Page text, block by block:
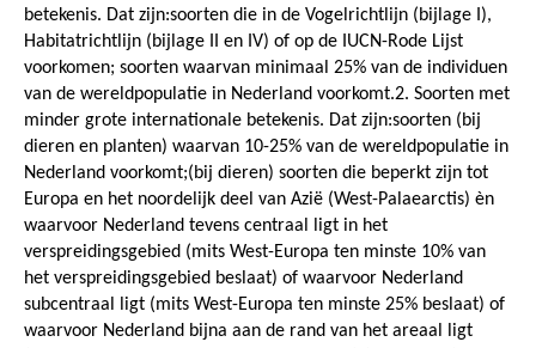
betekenis. Dat zijn:soorten die in de Vogelrichtlijn (bijlage I),
Habitatrichtlijn (bijlage II en IV) of op de IUCN-Rode Lijst
voorkomen; soorten waarvan minimaal 25% van de individuen
van de wereldpopulatie in Nederland voorkomt.2. Soorten met
minder grote internationale betekenis. Dat zijn:soorten (bij
dieren en planten) waarvan 10-25% van de wereldpopulatie in
Nederland voorkomt;(bij dieren) soorten die beperkt zijn tot
Europa en het noordelijk deel van Azië (West-Palaearctis) èn
waarvoor Nederland tevens centraal ligt in het
verspreidingsgebied (mits West-Europa ten minste 10% van
het verspreidingsgebied beslaat) of waarvoor Nederland
subcentraal ligt (mits West-Europa ten minste 25% beslaat) of
waarvoor Nederland bijna aan de rand van het areaal ligt